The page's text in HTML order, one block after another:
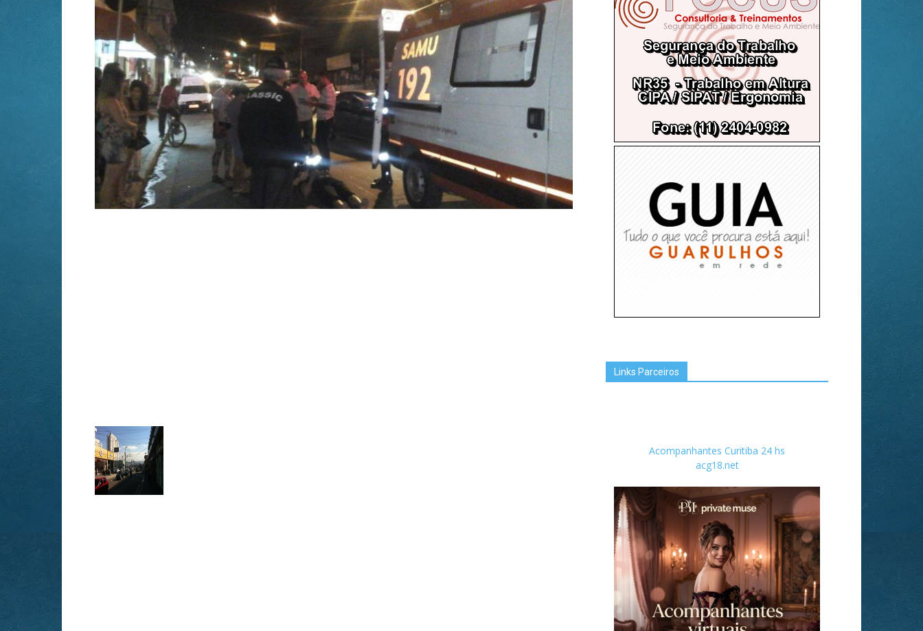
Links Parceiros
Acompanhantes Curitiba 24 hs
acg18.net